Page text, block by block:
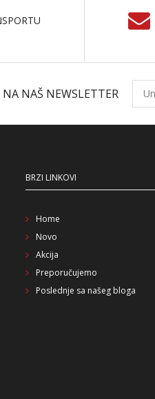
NA NAŠ NEWSLETTER
BRZI LINKOVI
Home
Novo
Akcija
Preporučujemo
Poslednje sa našeg bloga